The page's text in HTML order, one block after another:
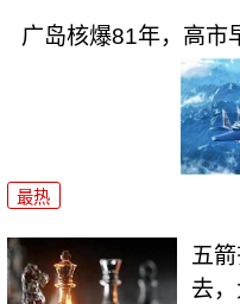
广岛核爆81年，高市
最热
五
去